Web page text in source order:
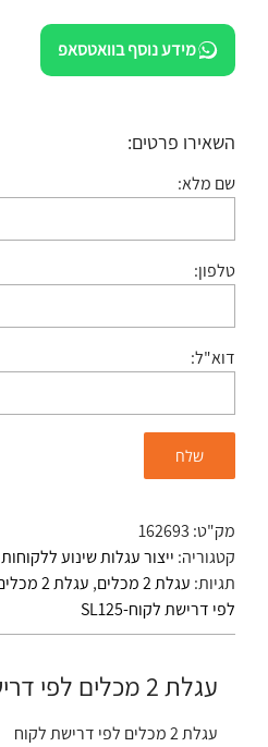
מידע נוסף בוואטסאפ
השאירו פרטים:
שם מלא:
טלפון:
דוא"ל:
מק"ט: 162693
קטגוריה: ייצור עגלות שינוע ללקוחות
תגיות: עגלת 2 מכלים , עגלת 2 מכלים לפי דרישה
לפי דרישת לקוח-SL125
עגלת 2 מכלים לפי דרישת לקוח-SL125
עגלת 2 מכלים לפי דרישת לקוח